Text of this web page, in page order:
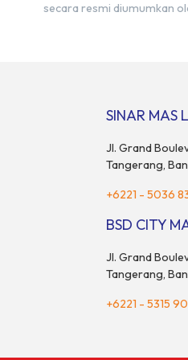
secara resmi diumumkan
Istana Kepresidenan pada
SINAR MAS
Jl. Grand
Tangerang,
+6221 - 5036
BSD CITY
Jl. Grand
Tangerang,
+6221 - 5315